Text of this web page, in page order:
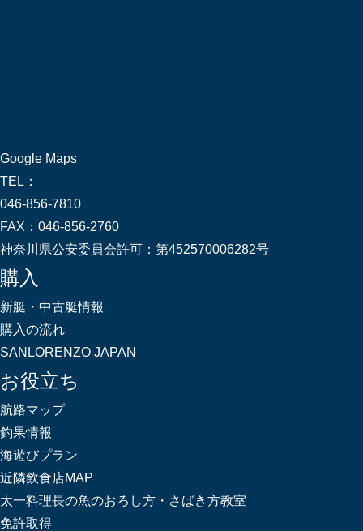
Google Maps
TEL：
046-856-7810
FAX： 046-856-2760
神奈川県公安委員会許可： 第452570006282号
購入
新艇・中古艇情報
購入の流れ
SANLORENZO JAPAN
お役立ち
航路マップ
釣果情報
海遊びプラン
近隣飲食店MAP
太一料理長の魚のおろし方・さばき方教室
免許取得